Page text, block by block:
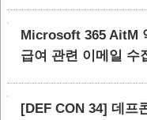
Microsoft 365 AitM
급여 관련 이메일 수
[DEF CON 34] 데프